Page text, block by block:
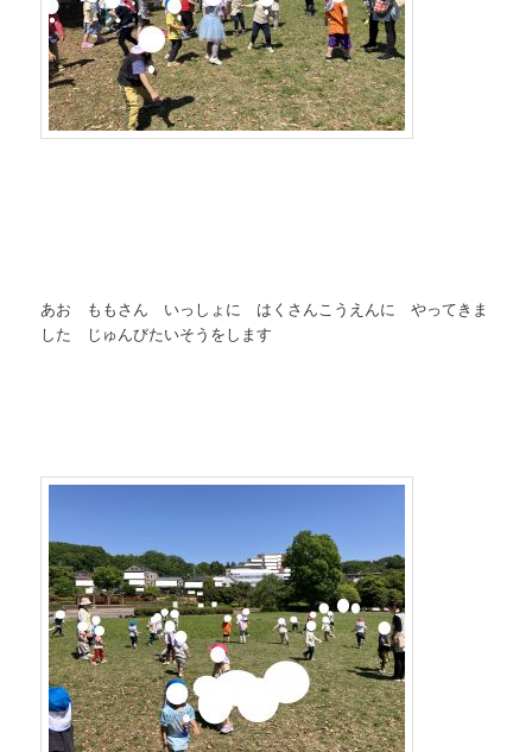
あお ももさん いっしょに はくさんこうえんに やってきま
した じゅんびたいそうをします